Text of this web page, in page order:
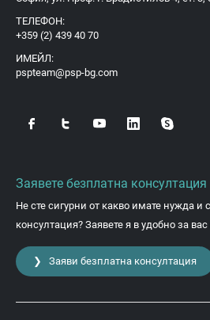
ТЕЛЕФОН:
+359 (2) 439 40 70
ИМЕЙЛ:
pspteam@psp-bg.com
Заявете безплатна консултация
Не сте сигурни от какво имате нужда и
консултация? Заявете я в удобно за
❯ Заяви безплатна консултация